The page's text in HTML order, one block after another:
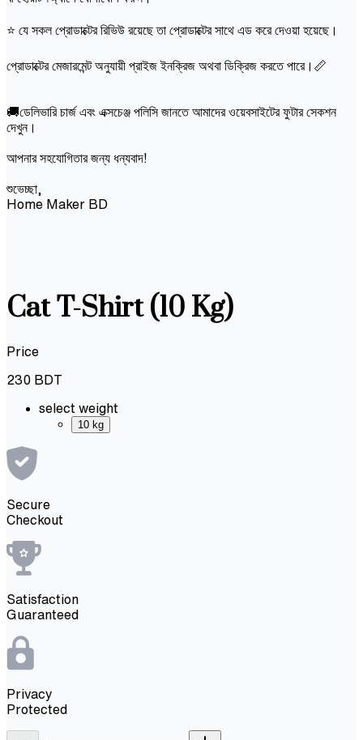
⭐ যে সকল প্রোডাক্টের রিভিউ রয়েছে তা প্রোডাক্টের সাথে এড করে দেওয়া হয়েছে।
প্রোডাক্টের মেজারমেন্ট অনুযায়ী প্রাইজ ইনক্রিজ অথবা ডিক্রিজ করতে পারে।📏
🚚ডেলিভারি চার্জ এবং এক্সচেঞ্জ পলিসি জানতে আমাদের ওয়েবসাইটের ফুটার সেকশন
দেখুন।
আপনার সহযোগিতার জন্য ধন্যবাদ!
শুভেচ্ছা,
Home Maker BD
Cat T-Shirt (10 Kg)
Price
230 BDT
select weight
10 kg
Secure
Checkout
Satisfaction
Guaranteed
Privacy
Protected